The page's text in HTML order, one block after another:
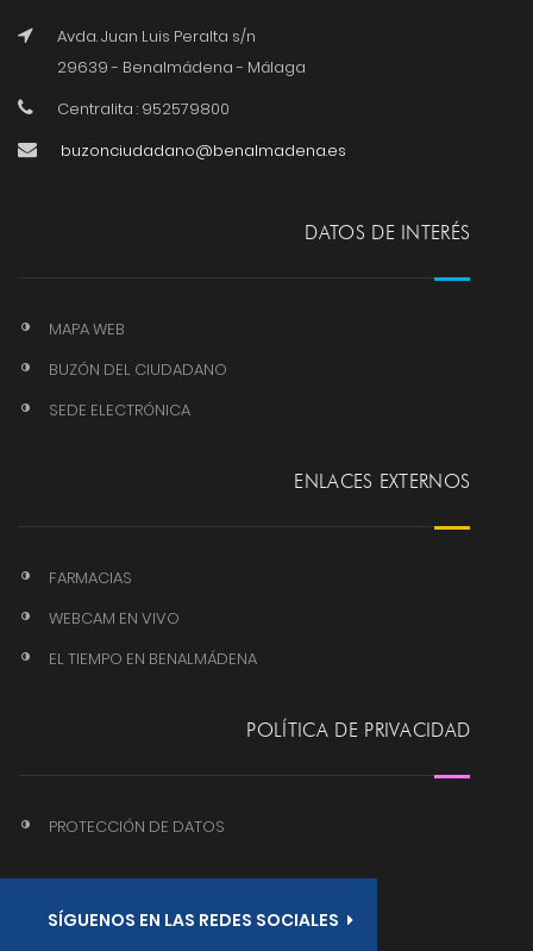
Avda. Juan Luis Peralta s/n
29639 - Benalmádena - Málaga
Centralita : 952579800
buzonciudadano@benalmadena.es
DATOS DE INTERÉS
MAPA WEB
BUZÓN DEL CIUDADANO
SEDE ELECTRÓNICA
ENLACES EXTERNOS
FARMACIAS
WEBCAM EN VIVO
EL TIEMPO EN BENALMÁDENA
POLÍTICA DE PRIVACIDAD
PROTECCIÓN DE DATOS
SÍGUENOS EN LAS REDES SOCIALES